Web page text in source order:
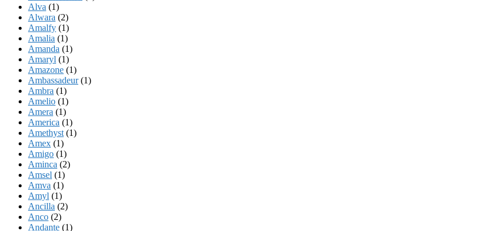
Alva (1)
Alwara (2)
Amalfy (1)
Amalia (1)
Amanda (1)
Amaryl (1)
Amazone (1)
Ambassadeur(1)
Ambra (1)
Amelio (1)
Amera (1)
America (1)
Amethyst (1)
Amex (1)
Amigo (1)
Aminca (2)
Amsel (1)
Amva (1)
Amyl (1)
Ancilla (2)
Anco (2)
Andante (1)